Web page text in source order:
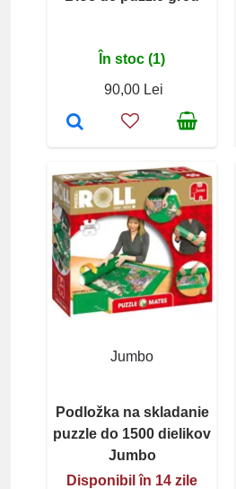
În stoc (1)
90,00 Lei
Jumbo
Podložka na skladanie
puzzle do 1500 dielikov
Jumbo
Disponibil în 14 zile